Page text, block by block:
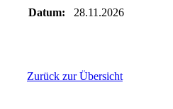
Datum:
28.11.2026
Zurück zur Übersicht